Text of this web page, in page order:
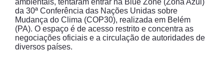
ambientais, tentaram entrar na Blue Zone (Zona Azul)
da 30ª Conferência das Nações Unidas sobre
Mudança do Clima (COP30), realizada em Belém
(PA). O espaço é de acesso restrito e concentra as
negociações oficiais e a circulação de autoridades de
diversos países.